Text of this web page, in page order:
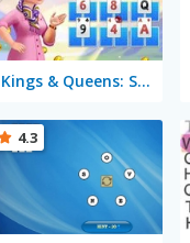
Kings & Queens: Solitaire Tripeaks
4.3